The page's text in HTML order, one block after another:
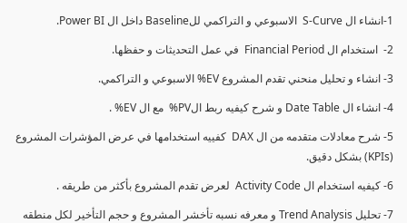
1-انشاء ال S-Curve الاسبوعي و التراكمي للBaseline داخل ال Power BI.
2- استخدام ال Financial Period في عمل التحديثات و حفظها.
3- انشاء و تحليل منحني تقدم المشروع EV% الاسبوعي و التراكمي.
4- انشاء ال Date Table و شرح كيفيه ربط الPV% مع ال EV% .
5- شرح معادلات متقدمه من ال DAX كفييه استخدامها في عرض المؤشرات المشروع
(KPIs) بشكل دقيق.
6- كيفيه استخدام ال Activity Code لعرض تقدم المشروع بأكثر من طريقه .
7- تحليل Trend Analysis و معرفه نسبه تأخشر المشروع و حجم التأخير لكل منطقه